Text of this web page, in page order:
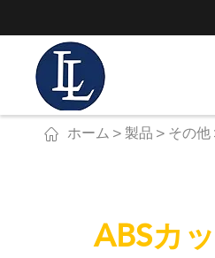
 ホーム 製品 その他
ABSカ